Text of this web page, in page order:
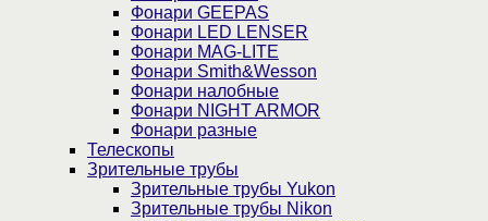
Фонари GEEPAS
Фонари LED LENSER
Фонари MAG-LITE
Фонари Smith&Wesson
Фонари налобные
Фонари NIGHT ARMOR
Фонари разные
Телескопы
Зрительные трубы
Зрительные трубы Yukon
Зрительные трубы Nikon